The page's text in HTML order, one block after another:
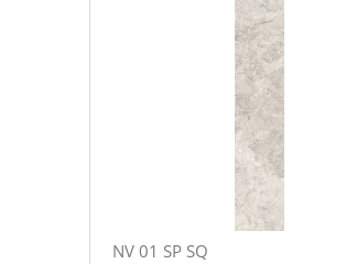
NV 01 SP SQ